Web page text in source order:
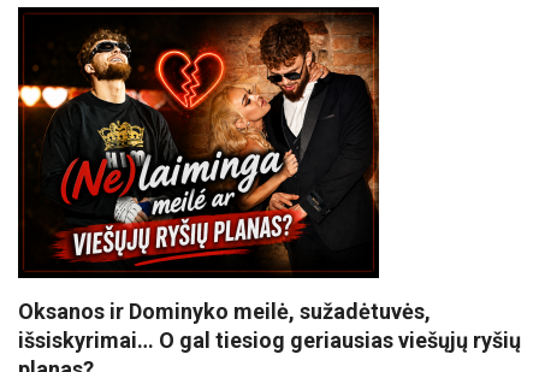
Oksanos ir Dominyko meilė, sužadėtuvės,
išsiskyrimai… O gal tiesiog geriausias viešųjų ryšių